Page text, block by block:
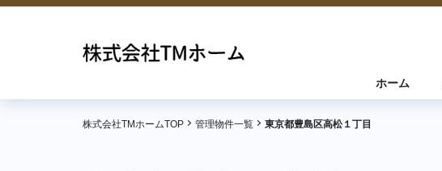
ホーム
株式会社TMホームTOP 管理物件一覧 東京都豊島区高松１丁目